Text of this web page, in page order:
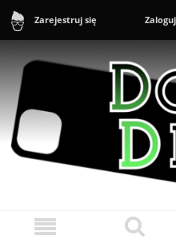
Zarejestruj się
Sklep: +48 888 43 16 16 (10-
+48 888 43 17 17 (11-17)